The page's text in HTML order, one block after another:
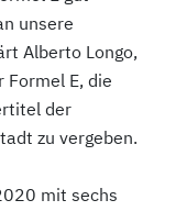
unsere
Alberto Longo,
E, die
der
zu vergeben.
mit sechs